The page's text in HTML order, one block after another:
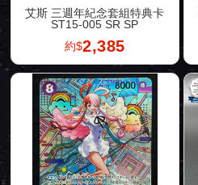
艾斯 三週年紀念套組特典卡
ST15-005 SR SP
約$2,385